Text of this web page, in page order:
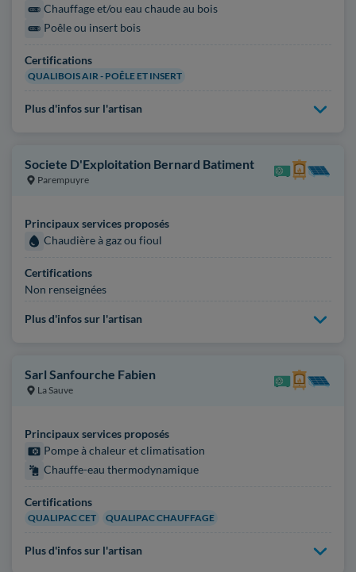
Chauffage et/ou eau chaude au bois
Poêle ou insert bois
Certifications
QUALIBOIS AIR - POÊLE ET INSERT
Plus d'infos sur l'artisan
Societe D'Exploitation Bernard Batiment
Parempuyre
Principaux services proposés
Chaudière à gaz ou fioul
Certifications
Non renseignées
Plus d'infos sur l'artisan
Sarl Sanfourche Fabien
La Sauve
Principaux services proposés
Pompe à chaleur et climatisation
Chauffe-eau thermodynamique
Certifications
QUALIPAC CET QUALIPAC CHAUFFAGE
Plus d'infos sur l'artisan